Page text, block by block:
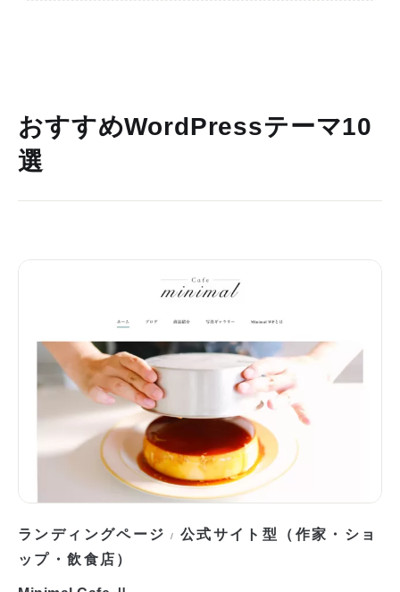
おすすめWordPressテーマ10
選
ランディングページ / 公式サイト型（作家・ショ
ップ・飲食店）